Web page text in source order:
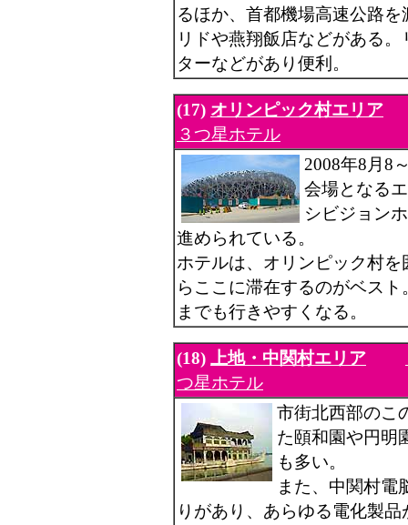
るほか、首都機場高速公路
リドや燕翔飯店などがある
ターなどがあり便利。
(17) オリンピック村エリア
３つ星ホテル
2008年8月8
会場となる
シビジョン
進められている。
ホテルは、オリンピック村
らここに滞在するのがベス
までも行きやすくなる。
(18) 上地・中関村エリア
つ星ホテル
市街北西部のこ
た頤和園や円明
も多い。
また、中関村電
りがあり、あらゆる電化製